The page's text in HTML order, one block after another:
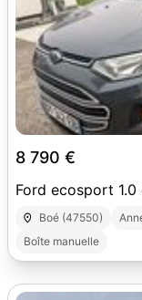
8 790 €
Ford ecosport
Boé (47550)
Boîte manuelle